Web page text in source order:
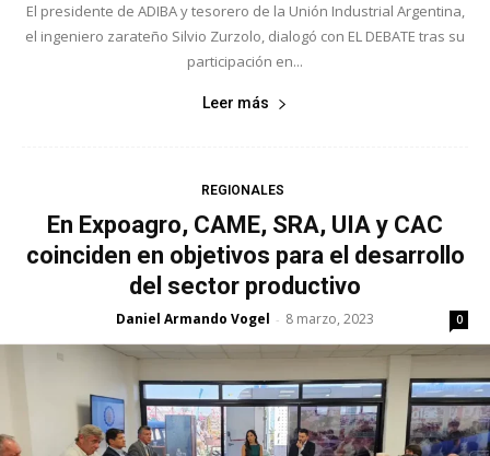
El presidente de ADIBA y tesorero de la Unión Industrial Argentina,
el ingeniero zarateño Silvio Zurzolo, dialogó con EL DEBATE tras su
participación en...
Leer más
REGIONALES
En Expoagro, CAME, SRA, UIA y CAC
coinciden en objetivos para el desarrollo
del sector productivo
Daniel Armando Vogel - 8 marzo, 2023 0